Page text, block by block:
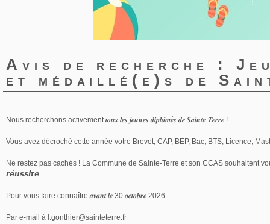
Avis de recherche :
et médaillé(e)s de
Nous recherchons activement𝒕𝒐𝒖𝒔 𝒍𝒆𝒔 𝒋𝒆𝒖𝒏𝒆𝒔 𝒅𝒊𝒑𝒍𝒐𝒎𝒆𝒔 𝒅𝒆 𝑺𝒂𝒊𝒏𝒕𝒆-𝑻𝒆𝒓𝒓𝒆 !
Vous avez décroché cette année votre Brevet, CAP, BEP, Bac, BTS, Licence,
Ne restez pas cachés ! La Commune de Sainte-Terre et son CCAS souhaitent
𝙧𝙚𝙪𝙨𝙨𝙞𝙩𝙚.
Pour vous faire connaître𝒂𝒗𝒂𝒏𝒕 𝒍𝒆 30 𝒐𝒄𝒕𝒐𝒃𝒓𝒆 2026 :
Par e-mail à l.gonthier@sainteterre.fr